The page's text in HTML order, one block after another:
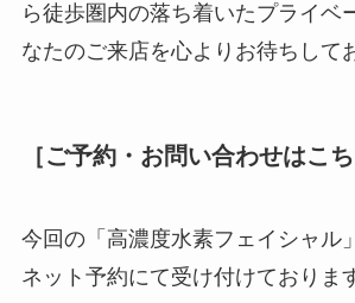
ら徒歩圏内の落ち着いたプライベ
なたのご来店を心よりお待ちして
［ご予約・お問い合わせはこち
今回の「高濃度水素フェイシャル
ネット予約にて受け付けておりま